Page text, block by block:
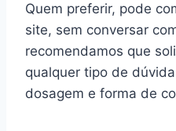
Quem preferir, pode
site, sem conversar
recomendamos que
qualquer tipo de
dosagem e forma de